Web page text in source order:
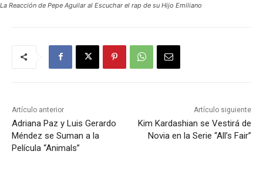
La Reacción de Pepe Aguilar al Escuchar el rap de su Hijo Emiliano
Artículo anterior
Adriana Paz y Luis Gerardo
Méndez se Suman a la
Película “Animals”
Artículo siguiente
Kim Kardashian se Vestirá de
Novia en la Serie “All’s Fair”